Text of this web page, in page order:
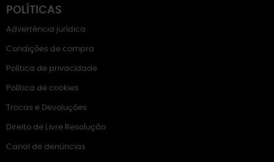
POLÍTICAS
Advertência jurídica
Condições de compra
Política de privacidade
Política de cookies
Trocas e Devoluções
Direito de Livre Resolução
Canal de denúncias